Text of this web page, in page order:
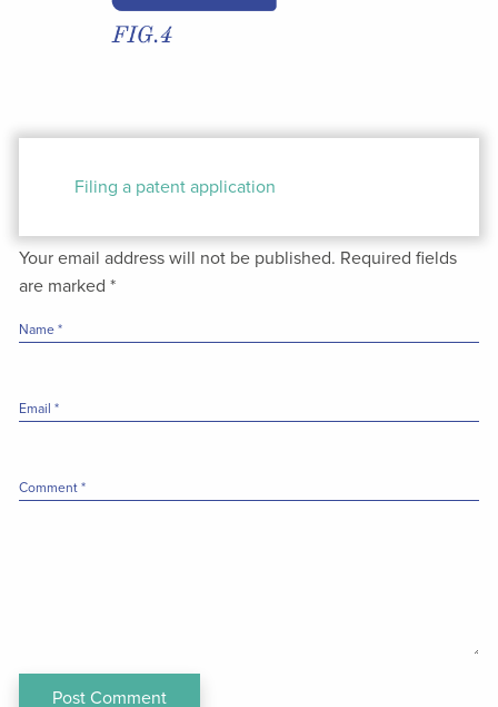
Filing a patent application
Your email address will not be published. Required fields
are marked*
Name*
Email*
Comment*